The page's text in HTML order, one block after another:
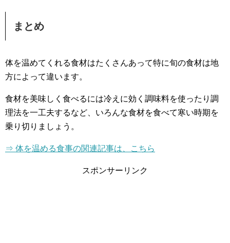
まとめ
体を温めてくれる食材はたくさんあって特に旬の食材は地
方によって違います。
食材を美味しく食べるには冷えに効く調味料を使ったり調
理法を一工夫するなど、いろんな食材を食べて寒い時期を
乗り切りましょう。
⇒ 体を温める食事の関連記事は、こちら
スポンサーリンク